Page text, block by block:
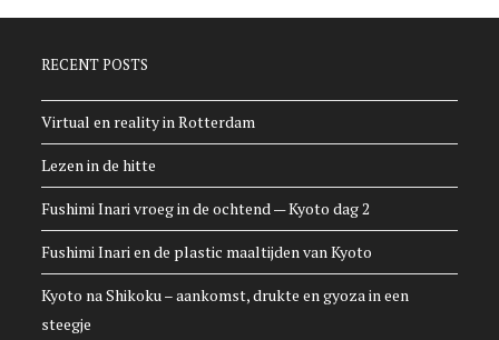
RECENT POSTS
Virtual en reality in Rotterdam
Lezen in de hitte
Fushimi Inari vroeg in de ochtend — Kyoto dag 2
Fushimi Inari en de plastic maaltijden van Kyoto
Kyoto na Shikoku – aankomst, drukte en gyoza in een
steegje